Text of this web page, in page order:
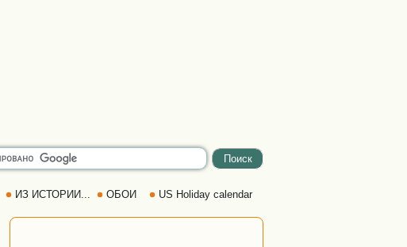
ИЗ ИСТОРИИ... ОБОИ US Holiday calendar